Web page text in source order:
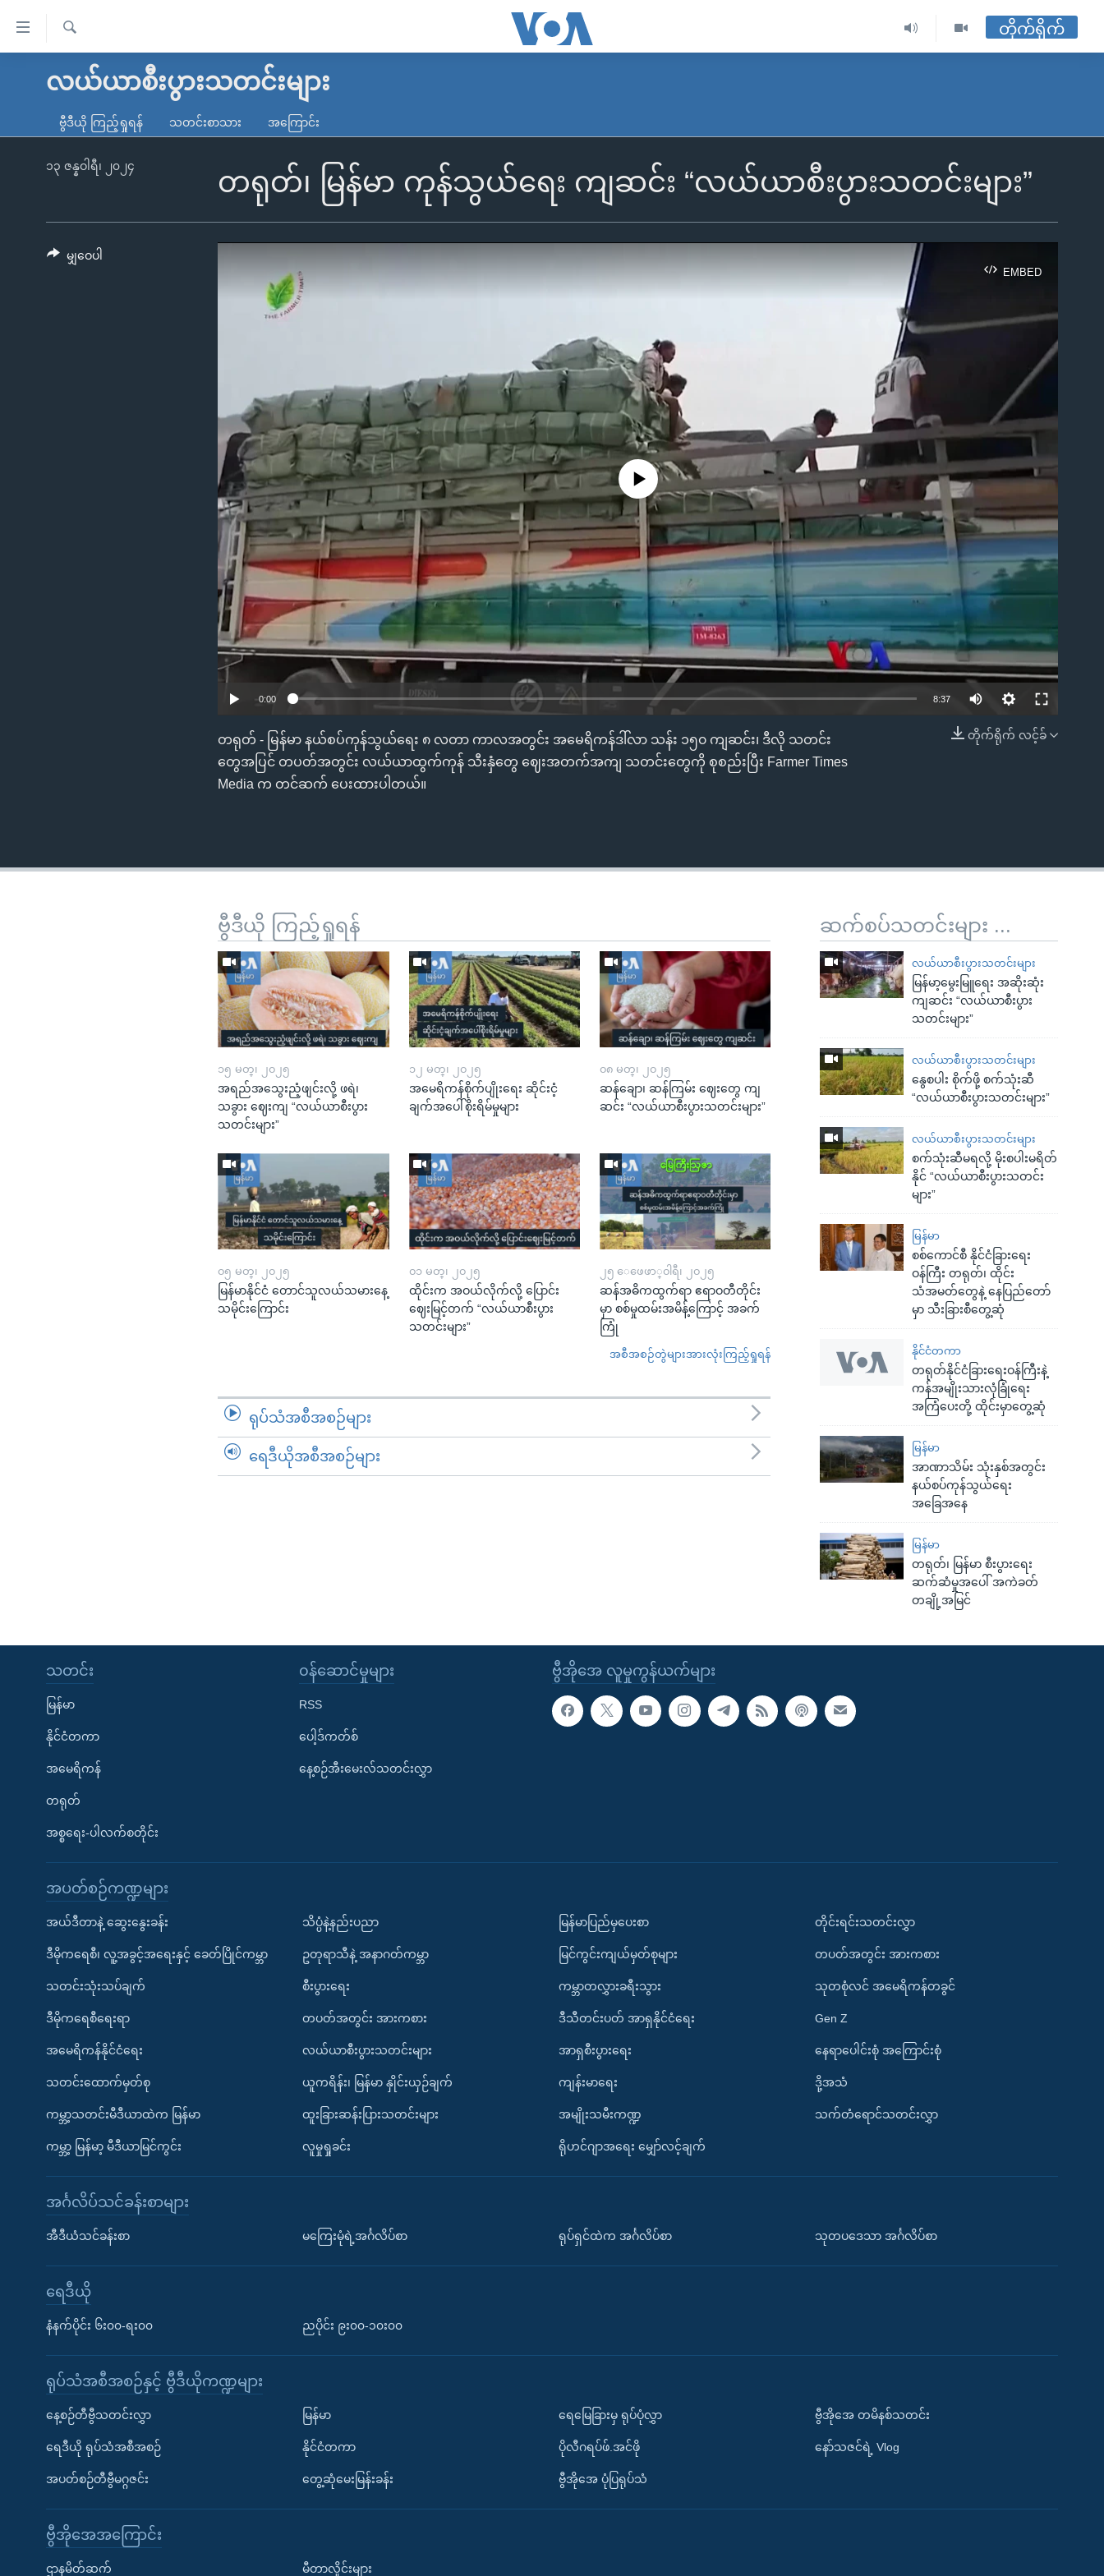
လွယ်ကူ
သည့်
မူလစာမျက်နှာ
ကမ္ဘာ့သတင်းများ
နိုင်ငံတကာ
တရုတ်
အစ္စရေး-ပါလက်စတိုင်း
ရပ်ဝန်းတခု လမ်းတခု အလွန်
အင်္ဂလိပ်စာလေ့လာမယ်
ရ
တိုက်ရိုက်
လယ်ယာစီးပွားသတင်းများ
ဗွီဒီယို ကြည့်ရှုရန် သတင်းစာသား အကြောင်း
တရုတ်၊ မြန်မာ ကုန်သွယ်ရေး ကျဆင်း “လယ်ယာစီးပွားသတင်းများ”
၁၃ ဇန္နဝါရီ၊ ၂၀၂၄
EMBED
EMBED
No media source currently available
0:00 8:37
တိုက်ရိုက် လင့်ခ်
တရုတ် - မြန်မာ နယ်စပ်ကုန်သွယ်ရေး ၈ လတာ ကာလအတွင်း အမေရိကန်ဒါ်လာ သန်း ၁၅၀ ကျဆင်း၊ ဒီလို သတင်း
တွေအပြင် တပတ်အတွင်း လယ်ယာထွက်ကုန် သီးနှံတွေ ဈေးအတက်အကျ သတင်းတွေကို စုစည်းပြီး Farmer Times
Media က တင်ဆက် ပေးထားပါတယ်။
မျှဝေပါ
ဆက်စပ်သတင်းများ ...
လယ်ယာစီးပွားသတင်းများ
မြန်မာ့မွေးမြူရေး အဆိုးဆုံး
ကျဆင်း “လယ်ယာစီးပွား
သတင်းများ”
လယ်ယာစီးပွားသတင်းများ
နွေစပါး စိုက်ဖို့ စက်သုံးဆီ
“လယ်ယာစီးပွားသတင်းများ”
လယ်ယာစီးပွားသတင်းများ
စက်သုံးဆီမရလို့ မိုးစပါးမရိတ်
နိုင် “လယ်ယာစီးပွားသတင်း
များ”
မြန်မာ
စစ်ကောင်စီ နိုင်ငံခြားရေး
ဝန်ကြီး တရုတ်၊ ထိုင်း
သံအမတ်တွေနဲ့ နေပြည်တော်
မှာ သီးခြားစီတွေ့ဆုံ
နိုင်ငံတကာ
တရုတ်နိုင်ငံခြားရေးဝန်ကြီးနဲ့
ကန်အမျိုးသားလုံခြုံရေး
အကြံပေးတို့ ထိုင်းမှာတွေ့ဆုံ
မြန်မာ
အာဏာသိမ်း သုံးနှစ်အတွင်း
နယ်စပ်ကုန်သွယ်ရေး
အခြေအနေ
မြန်မာ
တရုတ်၊ မြန်မာ စီးပွားရေး
ဆက်ဆံမှုအပေါ် အကဲခတ်
တချို့အမြင်
ဗွီဒီယို ကြည့်ရှုရန်
၁၅ မတ္၊ ၂၀၂၅
အရည်အသွေးညံ့ဖျင်းလို့ ဖရဲ၊
သခွား ဈေးကျ “လယ်ယာစီးပွား
သတင်းများ”
၁၂ မတ္၊ ၂၀၂၅
အမေရိကန်စိုက်ပျိုးရေး ဆိုင်းငံ့
ချက်အပေါ်စိုးရိမ်မှုများ
၀၈ မတ္၊ ၂၀၂၅
ဆန်ချော၊ ဆန်ကြမ်း ဈေးတွေ ကျ
ဆင်း “လယ်ယာစီးပွားသတင်းများ”
၀၅ မတ္၊ ၂၀၂၅
မြန်မာနိုင်ငံ တောင်သူလယ်သမားနေ့
သမိုင်းကြောင်း
၀၁ မတ္၊ ၂၀၂၅
ထိုင်းက အဝယ်လိုက်လို့ ပြောင်း
ဈေးမြင့်တက် “လယ်ယာစီးပွား
သတင်းများ”
၂၅ ေဖေဖာ္၀ါရီ၊ ၂၀၂၅
ဆန်အဓိကထွက်ရာ ဧရာဝတီတိုင်း
မှာ စစ်မှုထမ်းအမိန့်ကြောင့် အခက်
ကြုံ
အစီအစဉ်တွဲများအားလုံးကြည့်ရှုရန်
ရုပ်သံအစီအစဉ်များ
ရေဒီယိုအစီအစဉ်များ
ဗွီအိုအေ လူမှုကွန်ယက်များ
သတင်း
မြန်မာ
နိုင်ငံတကာ
အမေရိကန်
တရုတ်
အစ္စရေး-ပါလက်စတိုင်း
၀န်ဆောင်မှုများ
RSS
ပေါ့ဒ်ကတ်စ်
နေ့စဉ်အီးမေးလ်သတင်းလွှာ
အပတ်စဉ်ကဏ္ဍများ
အယ်ဒီတာနဲ့ ဆွေးနွေးခန်း
ဒီမိုကရေစီ၊ လူ့အခွင့်အရေးနှင့် ခေတ်ပြိုင်ကမ္ဘာ
သတင်းသုံးသပ်ချက်
ဒီမိုကရေစီရေးရာ
အမေရိကန်နိုင်ငံရေး
သတင်းထောက်မှတ်စု
ကမ္ဘာ့သတင်းမီဒီယာထဲက မြန်မာ
ကမ္ဘာ့ မြန်မာ့ မီဒီယာမြင်ကွင်း
သိပ္ပံနဲ့နည်းပညာ
ဥတုရာသီနဲ့ အနာဂတ်ကမ္ဘာ
စီးပွားရေး
တပတ်အတွင်း အားကစား
လယ်ယာစီးပွားသတင်းများ
ယူကရိန်း၊ မြန်မာ နှိုင်းယှဉ်ချက်
ထူးခြားဆန်းပြားသတင်းများ
လူမှုရှုခင်း
မြန်မာပြည်မှပေးစာ
မြင်ကွင်းကျယ်မှတ်စုများ
ကမ္ဘာတလွှားခရီးသွား
ဒီသီတင်းပတ် အာရှနိုင်ငံရေး
အာရှစီးပွားရေး
ကျန်းမာရေး
အမျိုးသမီးကဏ္ဍ
ရိုဟင်ဂျာအရေး မျှော်လင့်ချက်
တိုင်းရင်းသတင်းလွှာ
တပတ်အတွင်း အားကစား
သုတစုံလင် အမေရိကန်တခွင်
Gen Z
နေရာပေါင်းစုံ အကြောင်းစုံ
ဒို့အသံ
သက်တံရောင်သတင်းလွှာ
အင်္ဂလိပ်သင်ခန်းစာများ
အီဒီယံသင်ခန်းစာ မကြေးမုံရဲ့အင်္ဂလိပ်စာ ရုပ်ရှင်ထဲက အင်္ဂလိပ်စာ သုတပဒေသာ အင်္ဂလိပ်စာ
ရေဒီယို
နံနက်ပိုင်း ၆း၀၀-ရး၀၀ ညပိုင်း ၉း၀၀-၁၀း၀၀
ရုပ်သံအစီအစဉ်နှင့် ဗွီဒီယိုကဏ္ဍများ
နေ့စဉ်တီဗွီသတင်းလွှာ
ရေဒီယို ရုပ်သံအစီအစဉ်
အပတ်စဉ်တီဗွီမဂ္ဂဇင်း
မြန်မာ
နိုင်ငံတကာ
တွေ့ဆုံမေးမြန်းခန်း
ရေမြေခြားမှ ရုပ်ပုံလွှာ
ပိုလီဂရပ်ဖ်.အင်ဖို
ဗွီအိုအေ ပုံပြရုပ်သံ
ဗွီအိုအေ တမိနစ်သတင်း
နော်သဇင်ရဲ့ Vlog
ဗွီအိုအေအကြောင်း
ဌာနမိတ်ဆက် မီတာလှိုင်းများ